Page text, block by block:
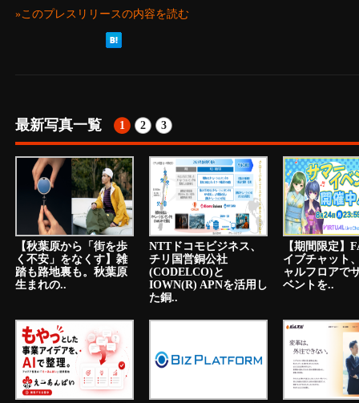
»このプレスリリースの内容を読む
最新写真一覧 1 2 3
【秋葉原から「街を歩
く不安」をなくす】雑
踏も路地裏も。秋葉原
生まれの..
NTTドコモビジネス、
チリ国営銅公社
(CODELCO)と
IOWN(R) APNを活用し
た銅..
【期間限定】
イブチャット
ャルフロアで
ベントを..